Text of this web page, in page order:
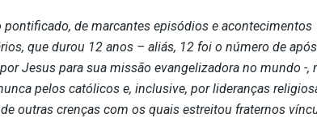
pontificado, de marcantes episódios e acontecimentos
que durou 12 anos – aliás, 12 foi o número de
Jesus para sua missão evangelizadora no mundo -,
pelos católicos e, inclusive, por lideranças
outras crenças com os quais estreitou fraternos